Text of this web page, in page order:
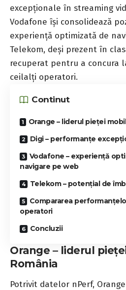
excepționale în streaming
Vodafone își consolidează
experiență optimizată de
Telekom, deși prezent în
recuperat pentru a concura
ceilalți operatori.
Continut
Orange – liderul pieței
Digi – performanțe
Vodafone – experiență
navigare pe web
Telekom – potențial de
Compararea
operatori
Concluzii
Orange – liderul
România
Potrivit datelor nPerf,